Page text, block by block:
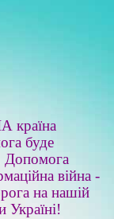
країна
буде
Допомога
війна -
на нашій